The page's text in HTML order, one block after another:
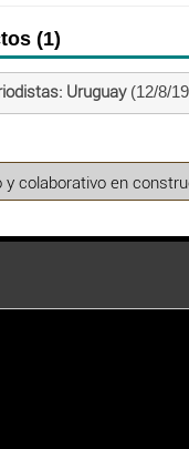
(1)
Uruguay(12/8/
colaborativo en